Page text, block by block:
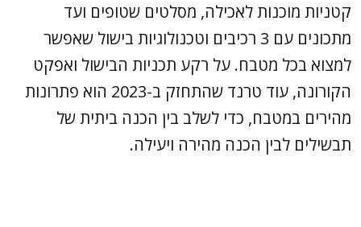
קטניות מוכנות לאכילה, מסלטים שטופים ועד
מתכונים עם 3 רכיבים וטכנולוגיות בישול שאפשר
למצוא בכל מטבח. על רקע תכניות הבישול ואפקט
הקורונה, עוד טרנד שהתחזק ב-2023 הוא פתרונות
מהירים במטבח, כדי לשלב בין הכנה ביתית של
תבשילים לבין הכנה מהירה ויעילה.